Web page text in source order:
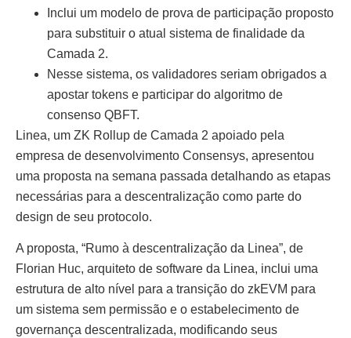
Inclui um modelo de prova de participação proposto
para substituir o atual sistema de finalidade da
Camada 2.
Nesse sistema, os validadores seriam obrigados a
apostar tokens e participar do algoritmo de
consenso QBFT.
Linea, um ZK Rollup de Camada 2 apoiado pela
empresa de desenvolvimento Consensys, apresentou
uma proposta na semana passada detalhando as etapas
necessárias para a descentralização como parte do
design de seu protocolo.
A proposta, “Rumo à descentralização da Linea”, de
Florian Huc, arquiteto de software da Linea, inclui uma
estrutura de alto nível para a transição do zkEVM para
um sistema sem permissão e o estabelecimento de
governança descentralizada, modificando seus